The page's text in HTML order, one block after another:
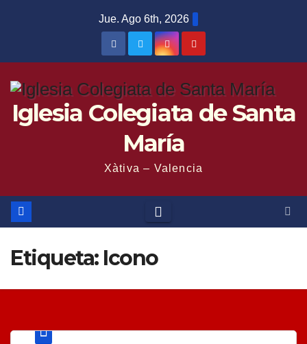
Jue. Ago 6th, 2026
Iglesia Colegiata de Santa
María
Xàtiva – Valencia
Etiqueta: Icono